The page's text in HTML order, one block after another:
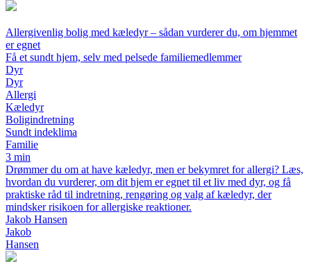
Allergivenlig bolig med kæledyr – sådan vurderer du, om hjemmet
er egnet
Få et sundt hjem, selv med pelsede familiemedlemmer
Dyr
Dyr
Allergi
Kæledyr
Boligindretning
Sundt indeklima
Familie
3 min
Drømmer du om at have kæledyr, men er bekymret for allergi? Læs,
hvordan du vurderer, om dit hjem er egnet til et liv med dyr, og få
praktiske råd til indretning, rengøring og valg af kæledyr, der
mindsker risikoen for allergiske reaktioner.
Jakob Hansen
Jakob
Hansen